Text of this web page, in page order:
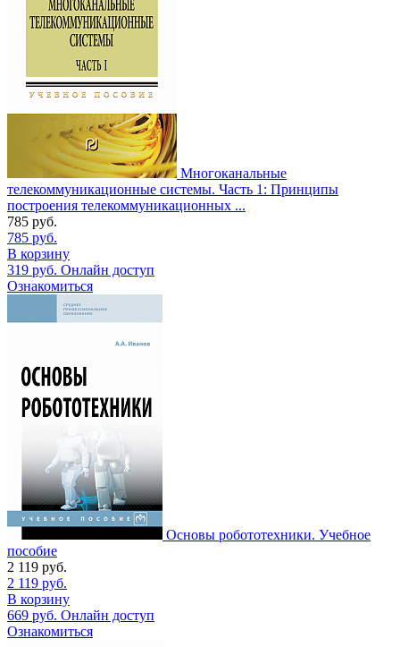
Многоканальные
телекоммуникационные системы. Часть 1: Принципы
построения телекоммуникационных ...
785 руб.
785 руб.
В корзину
319 руб. Онлайн доступ
Ознакомиться
Основы робототехники. Учебное
пособие
2 119 руб.
2 119 руб.
В корзину
669 руб. Онлайн доступ
Ознакомиться